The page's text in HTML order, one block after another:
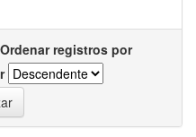
Ordenar registros por